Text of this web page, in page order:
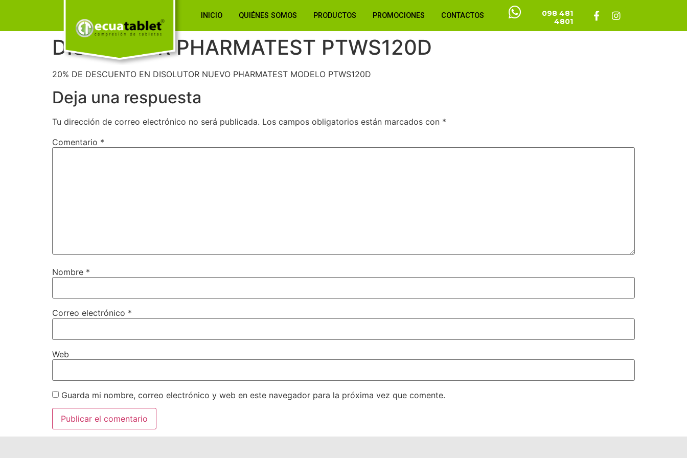
INICIO QUIÉNES SOMOS PRODUCTOS PROMOCIONES CONTACTOS
098 481
4801
DISOLUTOR PHARMATEST PTWS120D
20% DE DESCUENTO EN DISOLUTOR NUEVO PHARMATEST MODELO PTWS120D
Deja una respuesta
Tu dirección de correo electrónico no será publicada. Los campos obligatorios están marcados con *
Comentario *
Nombre *
Correo electrónico *
Web
Guarda mi nombre, correo electrónico y web en este navegador para la próxima vez que comente.